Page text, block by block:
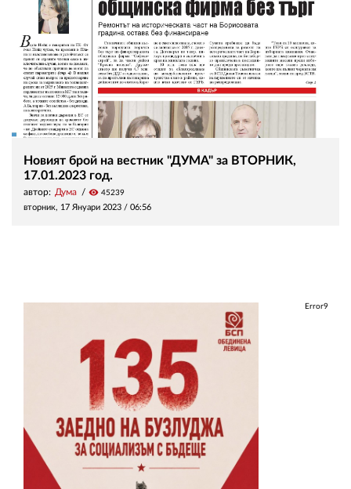
Новият брой на вестник "ДУМА" за ВТОРНИК,
17.01.2023 год.
автор: Дума visibility 45239
вторник, 17 Януари 2023 / 06:56
Error9